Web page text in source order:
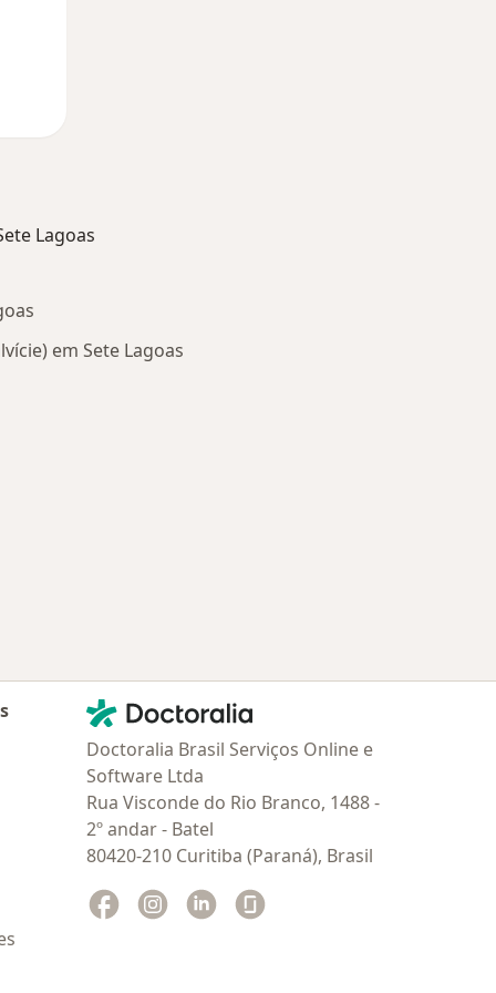
Lagoas
em Sete Lagoas
Contato
Doctoralia - Homepage
Doctoralia Brasil Serviços Online e
Software Ltda
Rua Visconde do Rio Branco, 1488 -
2º andar - Batel
80420-210 Curitiba (Paraná), Brasil
Facebook
abre num novo separador
Instagram
abre num novo separador
Linkedin
abre num novo separador